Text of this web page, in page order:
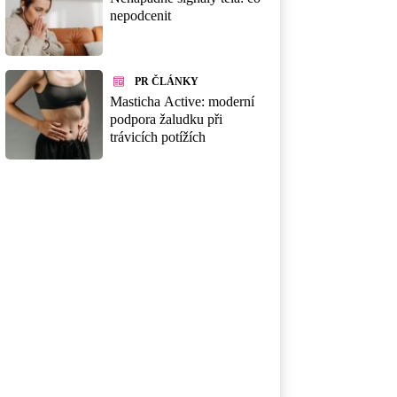
nepodcenit
PR ČLÁNKY
Masticha Active: moderní
podpora žaludku při
trávicích potížích